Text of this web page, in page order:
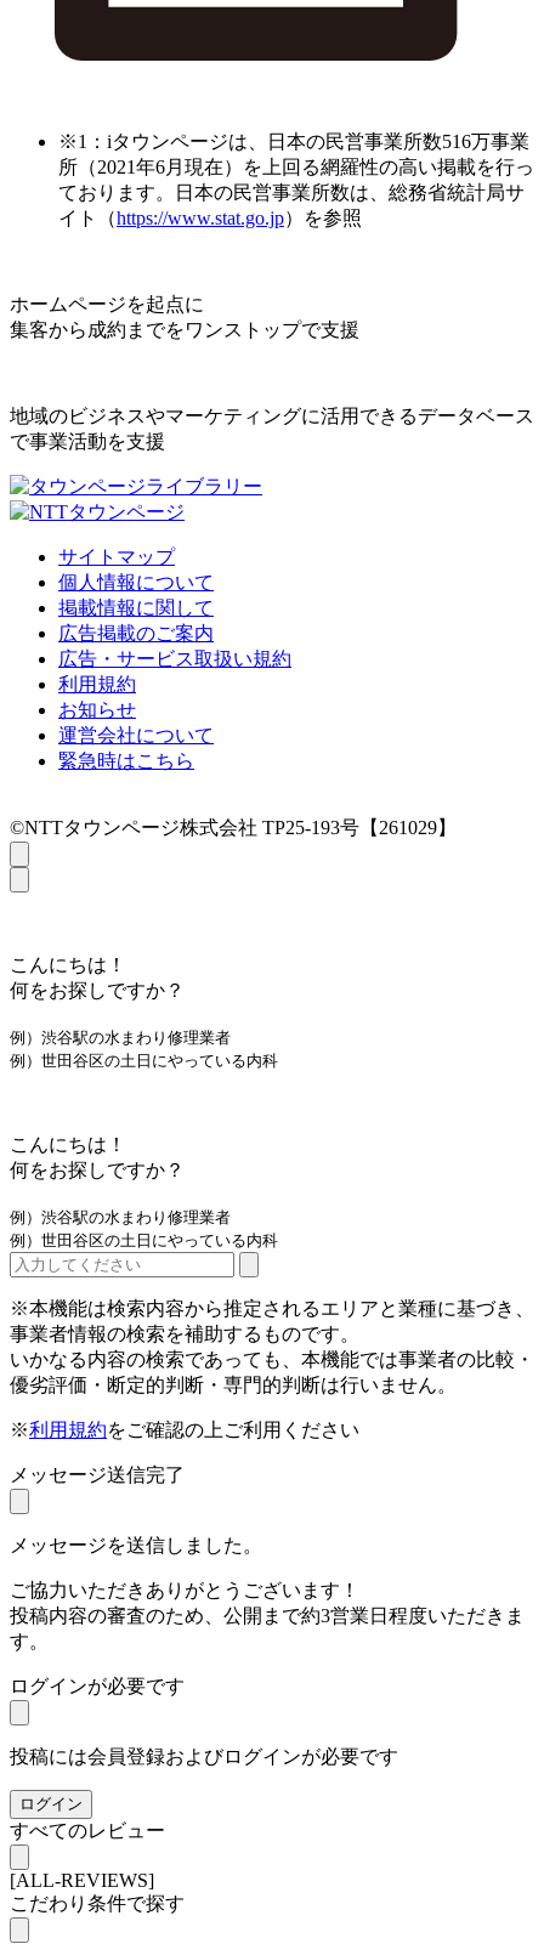
※1：iタウンページは、日本の民営事業所数516万事業
所（2021年6月現在）を上回る網羅性の高い掲載を行っ
ております。日本の民営事業所数は、総務省統計局サ
イト（https://www.stat.go.jp）を参照
ホームページを起点に
集客から成約までをワンストップで支援
地域のビジネスやマーケティングに活用できるデータベース
で事業活動を支援
サイトマップ
個人情報について
掲載情報に関して
広告掲載のご案内
広告・サービス取扱い規約
利用規約
お知らせ
運営会社について
緊急時はこちら
©NTTタウンページ株式会社 TP25-193号【261029】
こんにちは！
何をお探しですか？
例）渋谷駅の水まわり修理業者
例）世田谷区の土日にやっている内科
こんにちは！
何をお探しですか？
例）渋谷駅の水まわり修理業者
例）世田谷区の土日にやっている内科
※本機能は検索内容から推定されるエリアと業種に基づき、
事業者情報の検索を補助するものです。
いかなる内容の検索であっても、本機能では事業者の比較・
優劣評価・断定的判断・専門的判断は行いません。
※利用規約をご確認の上ご利用ください
メッセージ送信完了
メッセージを送信しました。
ご協力いただきありがとうございます！
投稿内容の審査のため、公開まで約3営業日程度いただきま
す。
ログインが必要です
投稿には会員登録およびログインが必要です
ログイン
すべてのレビュー
[ALL-REVIEWS]
こだわり条件で探す